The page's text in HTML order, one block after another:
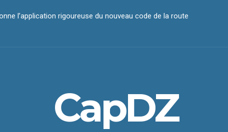
l’application rigoureuse du nouveau code de la route
électronique
CapDZ